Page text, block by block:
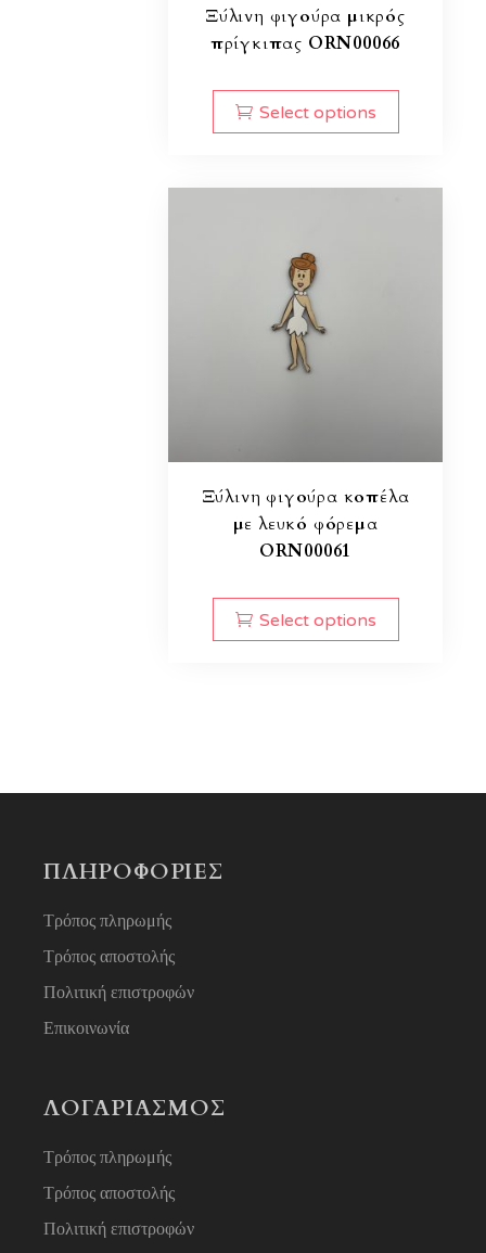
Ξύλινη φιγούρα μικρός
πρίγκιπας ORN00066
Select options
Ξύλινη φιγούρα κοπέλα
με λευκό φόρεμα
ORN00061
Select options
ΠΛΗΡΟΦΟΡΙΕΣ
Τρόπος πληρωμής
Τρόπος αποστολής
Πολιτική επιστροφών
Επικοινωνία
ΛΟΓΑΡΙΑΣΜΟΣ
Τρόπος πληρωμής
Τρόπος αποστολής
Πολιτική επιστροφών